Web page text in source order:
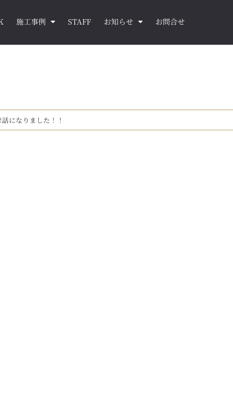
施工事例 STAFF お知らせ お問合せ
になりました！！